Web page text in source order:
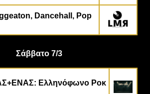
Dancehall, Pop
Σάββατο 7/3
Ελληνόφωνο Ροκ